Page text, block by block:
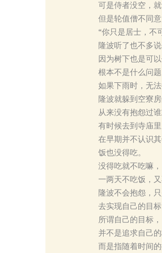
可是侍者没空，
但是轮值僧不同
“你只是居士，不
隆波听了也不多说
因为树下也是可以
根本不是什么问题
如果下雨时，无
隆波就躲到空寮房
从来没有抱怨过谁
有时候去到寺庙里
在早期并不认识其
饭也没得吃。
没得吃就不吃嘛，
一两天不吃饭，又
隆波不会抱怨，
去实现自己的目
所谓自己的目标，
并不是追求自己
而是指随着时间的